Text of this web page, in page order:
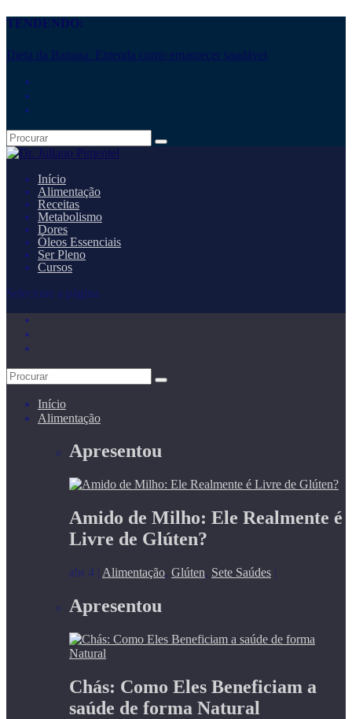
TENDENDO:
Dieta da Banana: Entenda como emagrecer saudável
Início
Alimentação
Receitas
Metabolismo
Dores
Óleos Essenciais
Ser Pleno
Cursos
Selecione a página
Início
Alimentação
Apresentou
Amido de Milho: Ele Realmente é
Livre de Glúten?
abr 4 | Alimentação, Glúten, Sete Saúdes |
Apresentou
Chás: Como Eles Beneficiam a
saúde de forma Natural